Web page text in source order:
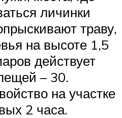
личинки
траву,
на высоте 1,5
действует
– 30.
на участке
2 часа.